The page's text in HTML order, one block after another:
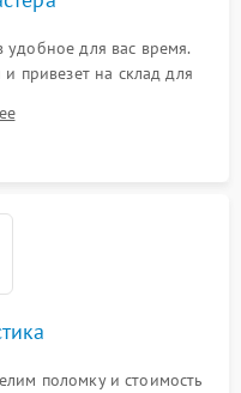
удобное для вас время.
привезет на склад для
поломку и стоимость